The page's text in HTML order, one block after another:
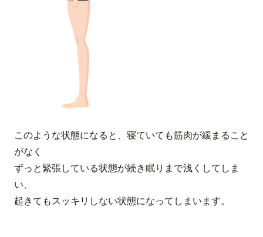
このような状態になると、寝ていても筋肉が緩まること
がなく
ずっと緊張している状態が続き眠りまで浅くしてしま
い、
起きてもスッキリしない状態になってしまいます。